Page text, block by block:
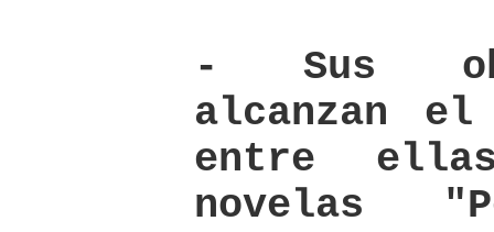
- Sus
alcanzan el
entre
novelas